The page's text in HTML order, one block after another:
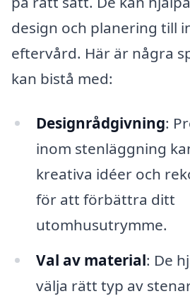
design och planering till
eftervård. Här är några
kan bistå med:
Designrådgivning:
inom stenläggning
kreativa idéer och
för att förbättra ditt
utomhusutrymme.
Val av material: De
välja rätt typ av